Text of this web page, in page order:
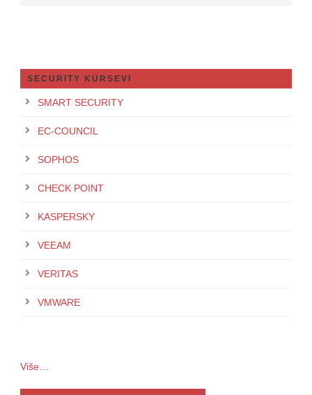
SECURITY KURSEVI
SMART SECURITY
EC-COUNCIL
SOPHOS
CHECK POINT
KASPERSKY
VEEAM
VERITAS
VMWARE
Više…